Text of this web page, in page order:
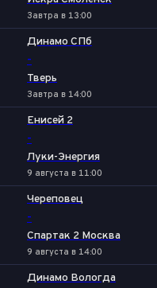
Завтра в 13:00
Динамо СПб
-
Тверь
Завтра в 14:00
Енисей 2
-
Луки-Энергия
9 августа в 11:00
Череповец
-
Спартак 2 Москва
9 августа в 14:00
Динамо Вологда